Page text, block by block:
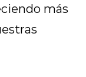
más